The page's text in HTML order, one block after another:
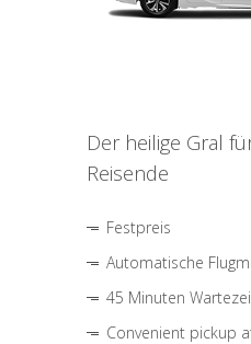
Der heilige Gral
Reisende
Festpreis
Automatische
45 Minuten
Convenient pickup